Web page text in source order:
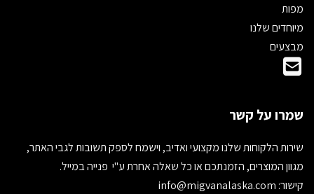
מפות
מיוחדים שלנו
מבצעים
שמרו על קשר
שירות הלקוחות שלנו מקצועי ואדיב, וישמח לספק תשובות לגבי האתר,
מגוון המוצרים, הזמנתכם או כל שאלה אחרת ע"י פנייה במייל.
קישור: